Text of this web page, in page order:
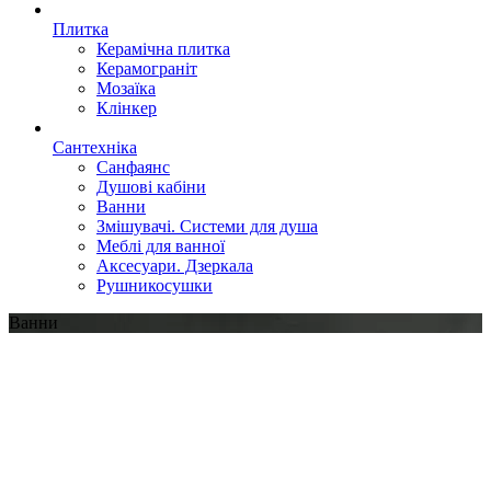
Плитка
Керамічна плитка
Керамограніт
Мозаїка
Клінкер
Сантехніка
Санфаянс
Душові кабіни
Ванни
Змішувачі. Системи для душа
Меблі для ванної
Аксесуари. Дзеркала
Рушникосушки
Ванни